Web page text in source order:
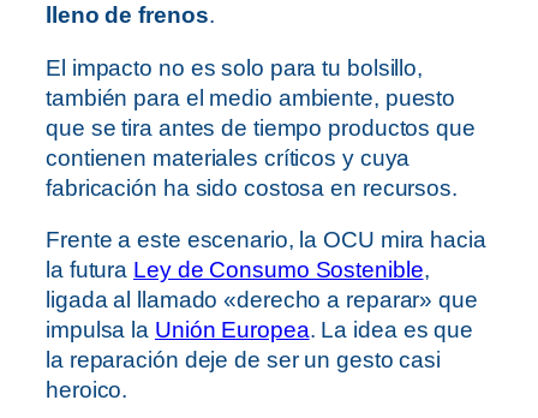
lleno de frenos.
El impacto no es solo para tu bolsillo,
también para el medio ambiente, puesto
que se tira antes de tiempo productos que
contienen materiales críticos y cuya
fabricación ha sido costosa en recursos.
Frente a este escenario, la OCU mira hacia
la futura Ley de Consumo Sostenible,
ligada al llamado «derecho a reparar» que
impulsa la Unión Europea. La idea es que
la reparación deje de ser un gesto casi
heroico.